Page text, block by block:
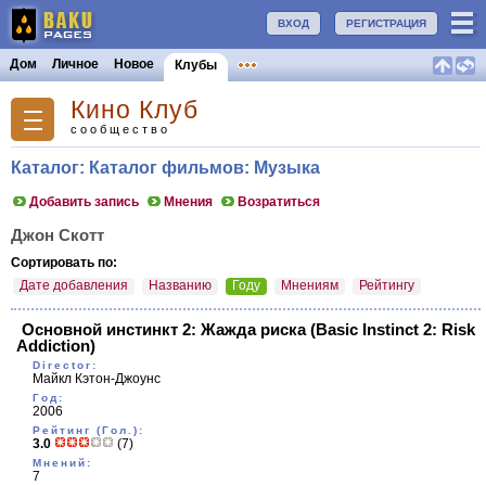
РЕГИСТРАЦИЯ
ВХОД
Дом Личное Новое Клубы
Кино Клуб
сообщество
Каталог: Каталог фильмов: Музыка
Добавить запись Мнения Возратиться
Джон Скотт
Сортировать по:
Дате добавления
Названию Году Мнениям Рейтингу
Основной инстинкт 2: Жажда риска(Basic Instinct 2: Risk
Addiction)
Director:
Майкл Кэтон-Джоунс
Год:
2006
Рейтинг (Гол.):
3.0 (7)
Мнений:
7